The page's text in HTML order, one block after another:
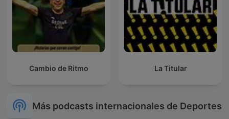
Cambio de Ritmo La Titular
Más podcasts internacionales de Deportes